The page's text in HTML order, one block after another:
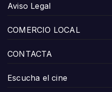
Aviso Legal
COMERCIO LOCAL
CONTACTA
Escucha el cine